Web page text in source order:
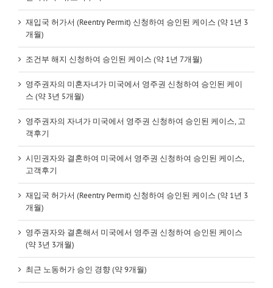
재입국 허가서 (Reentry Permit) 신청하여 승인된 케이스 (약 1년 3
개월)
조건부 해지 신청하여 승인된 케이스 (약 1년 7개월)
영주권자의 미혼자녀가 미국에서 영주권 신청하여 승인된 케이
스 (약 3년 5개월)
영주권자의 자녀가 미국에서 영주권 신청하여 승인된 케이스, 고
객후기
시민권자와 결혼하여 미국에서 영주권 신청하여 승인된 케이스,
고객후기
재입국 허가서 (Reentry Permit) 신청하여 승인된 케이스 (약 1년 3
개월)
영주권자와 결혼해서 미국에서 영주권 신청하여 승인된 케이스
(약 3년 3개월)
최근 노동허가 승인 경향 (약 9개월)